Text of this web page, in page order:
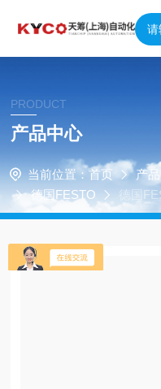
PRODUCT
产品中心
当前位置： 首页 产
德国FESTO
德国
堵头